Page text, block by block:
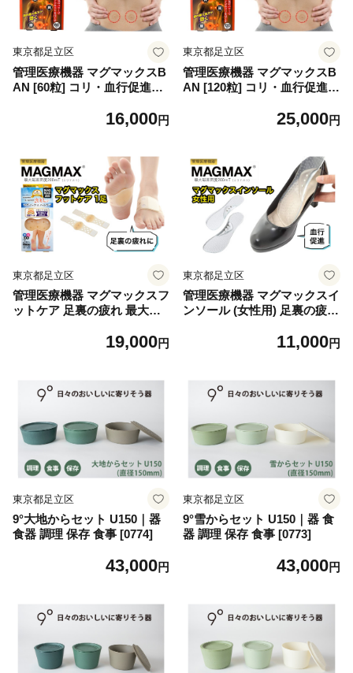
東京都足立区
管理医療機器 マグマックスB
AN [60粒] コリ・血行促進に
イプ 最大磁束密度200mT 磁
16,000円
東京都足立区
管理医療機器 マグマックスB
AN [120粒] コリ・血行促進に
イプ 最大磁束密度200mT 磁
25,000円
東京都足立区
管理医療機器 マグマックスフ
ットケア 足裏の疲れ 最大磁
19,000円
東京都足立区
管理医療機器 マグマックスイ
ンソール (女性用) 足裏の疲れ
11,000円
東京都足立区
9°大地からセット U150｜器
食器 調理 保存 食事 [0774]
43,000円
東京都足立区
9°雪からセット U150｜器 食
器 調理 保存 食事 [0773]
43,000円